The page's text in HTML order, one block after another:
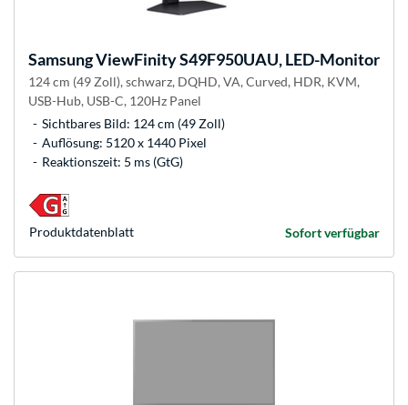
SamsungViewFinity S49F950UAU, LED-Monitor
124 cm (49 Zoll), schwarz, DQHD, VA, Curved, HDR, KVM,
USB-Hub, USB-C, 120Hz Panel
Sichtbares Bild: 124 cm (49 Zoll)
Auflösung: 5120 x 1440 Pixel
Reaktionszeit: 5 ms (GtG)
Sofort verfügbar
Produkt­datenblatt